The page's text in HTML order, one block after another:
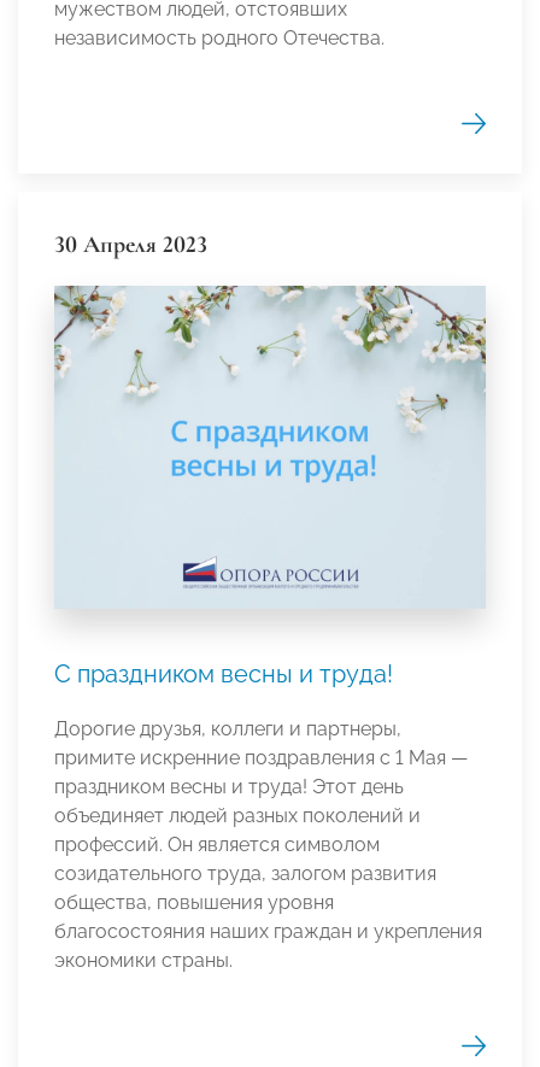
мужеством людей, отстоявших
независимость родного Отечества.
30 Апреля 2023
С праздником весны и труда!
Дорогие друзья, коллеги и партнеры,
примите искренние поздравления с 1 Мая —
праздником весны и труда! Этот день
объединяет людей разных поколений и
профессий. Он является символом
созидательного труда, залогом развития
общества, повышения уровня
благосостояния наших граждан и укрепления
экономики страны.